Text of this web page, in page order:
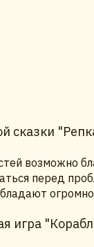
сказки
возможно
перед
игра